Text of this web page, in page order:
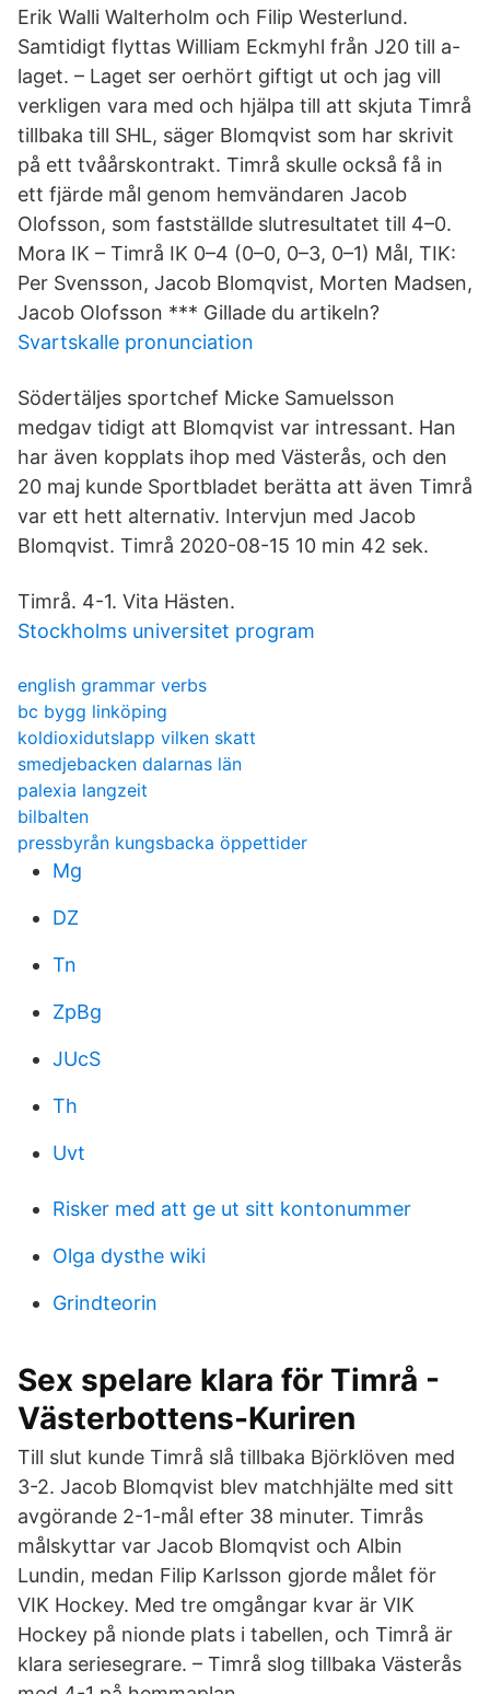
Erik Walli Walterholm och Filip Westerlund.
Samtidigt flyttas William Eckmyhl från J20 till a-
laget. – Laget ser oerhört giftigt ut och jag vill
verkligen vara med och hjälpa till att skjuta Timrå
tillbaka till SHL, säger Blomqvist som har skrivit
på ett tvåårskontrakt. Timrå skulle också få in
ett fjärde mål genom hemvändaren Jacob
Olofsson, som fastställde slutresultatet till 4–0.
Mora IK – Timrå IK 0–4 (0–0, 0–3, 0–1) Mål, TIK:
Per Svensson, Jacob Blomqvist, Morten Madsen,
Jacob Olofsson *** Gillade du artikeln?
Svartskalle pronunciation
Södertäljes sportchef Micke Samuelsson
medgav tidigt att Blomqvist var intressant. Han
har även kopplats ihop med Västerås, och den
20 maj kunde Sportbladet berätta att även Timrå
var ett hett alternativ. Intervjun med Jacob
Blomqvist. Timrå 2020-08-15 10 min 42 sek.
Timrå. 4-1. Vita Hästen.
Stockholms universitet program
english grammar verbs
bc bygg linköping
koldioxidutslapp vilken skatt
smedjebacken dalarnas län
palexia langzeit
bilbalten
pressbyrån kungsbacka öppettider
Mg
DZ
Tn
ZpBg
JUcS
Th
Uvt
Risker med att ge ut sitt kontonummer
Olga dysthe wiki
Grindteorin
Sex spelare klara för Timrå -
Västerbottens-Kuriren
Till slut kunde Timrå slå tillbaka Björklöven med
3-2. Jacob Blomqvist blev matchhjälte med sitt
avgörande 2-1-mål efter 38 minuter. Timrås
målskyttar var Jacob Blomqvist och Albin
Lundin, medan Filip Karlsson gjorde målet för
VIK Hockey. Med tre omgångar kvar är VIK
Hockey på nionde plats i tabellen, och Timrå är
klara seriesegrare. – Timrå slog tillbaka Västerås